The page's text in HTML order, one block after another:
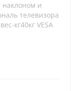
и
телевизора
кг40кг VESA